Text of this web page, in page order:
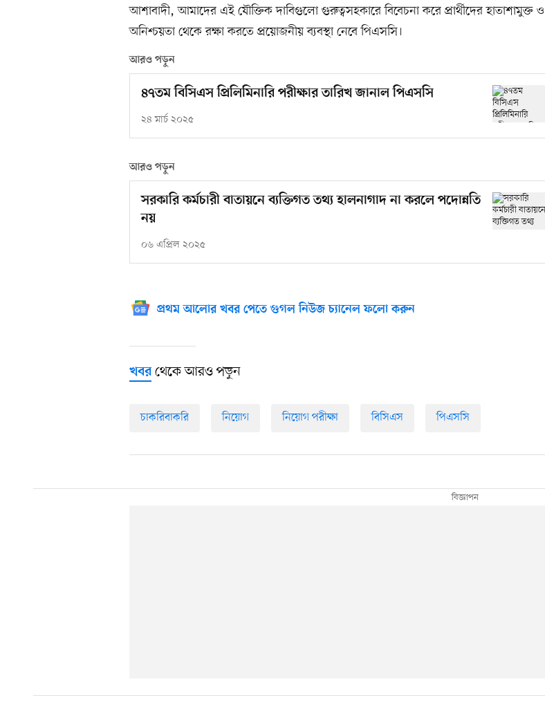
আশাবাদী, আমাদের এই যৌক্তিক দাবিগুলো গুরুত্বসহকারে বিবেচনা করে প্রার্থীদের হাতাশামুক্ত ও
অনিশ্চয়তা থেকে রক্ষা করতে প্রয়োজনীয় ব্যবস্থা নেবে পিএসসি।
আরও পড়ুন
৪৭তম বিসিএস প্রিলিমিনারি পরীক্ষার তারিখ জানাল পিএসসি
২৪ মার্চ ২০২৫
আরও পড়ুন
সরকারি কর্মচারী বাতায়নে ব্যক্তিগত তথ্য হালনাগাদ না করলে পদোন্নতি
নয়
০৬ এপ্রিল ২০২৫
প্রথম আলোর খবর পেতে গুগল নিউজ চ্যানেল ফলো করুন
খবরথেকে আরও পড়ুন
চাকরিবাকরি নিয়োগ নিয়োগ পরীক্ষা বিসিএস পিএসসি